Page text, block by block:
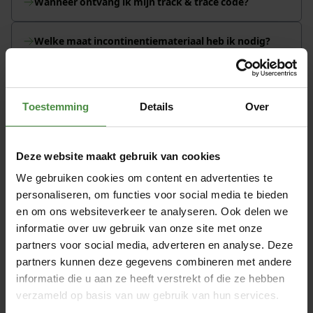
Toestemming Details Over
Deze website maakt gebruik van cookies
We gebruiken cookies om content en advertenties te
personaliseren, om functies voor social media te bieden
en om ons websiteverkeer te analyseren. Ook delen we
informatie over uw gebruik van onze site met onze
partners voor social media, adverteren en analyse. Deze
partners kunnen deze gegevens combineren met andere
informatie die u aan ze heeft verstrekt of die ze hebben
verzameld op basis van uw gebruik van hun services.
Welke maat incontinentiemateriaal heb ik nodig?
Ervaringen met TENA Discreet Mini
"Ik heb de gehele dag door last van urge-
incontinentie. Op de website heb ik Tena
Lady mini besteld. Het grootste voordeel
"Uit
Discreet
maar